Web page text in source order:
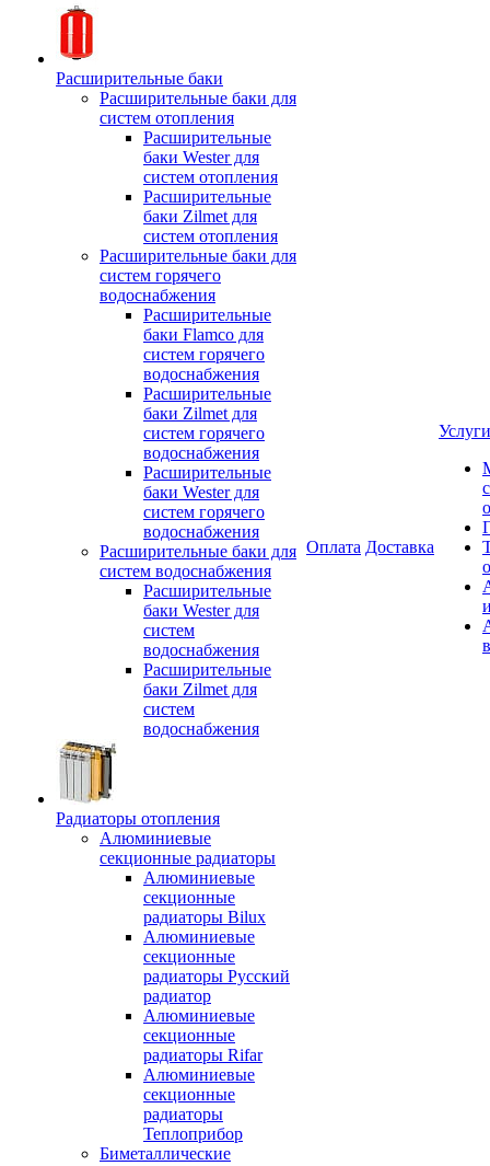
Расширительные баки
Расширительные баки для
систем отопления
Расширительные
баки Wester для
систем отопления
Расширительные
баки Zilmet для
систем отопления
Расширительные баки для
систем горячего
водоснабжения
Расширительные
баки Flamco для
систем горячего
водоснабжения
Расширительные
баки Zilmet для
систем горячего
водоснабжения
Расширительные
баки Wester для
систем горячего
водоснабжения
Расширительные баки для
систем водоснабжения
Расширительные
баки Wester для
систем
водоснабжения
Расширительные
баки Zilmet для
систем
водоснабжения
Радиаторы отопления
Алюминиевые
секционные радиаторы
Алюминиевые
секционные
радиаторы Bilux
Алюминиевые
секционные
радиаторы Русский
радиатор
Алюминиевые
секционные
радиаторы Rifar
Алюминиевые
секционные
радиаторы
Теплоприбор
Биметаллические
Оплата Доставка
Услуги